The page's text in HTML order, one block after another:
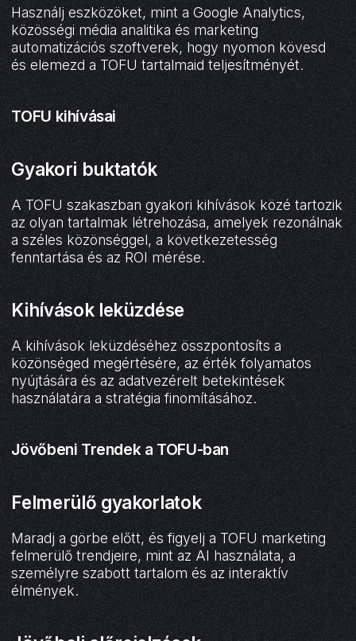
Használj eszközöket, mint a Google Analytics,
közösségi média analitika és marketing
automatizációs szoftverek, hogy nyomon kövesd
és elemezd a TOFU tartalmaid teljesítményét.
TOFU kihívásai
Gyakori buktatók
A TOFU szakaszban gyakori kihívások közé tartozik
az olyan tartalmak létrehozása, amelyek rezonálnak
a széles közönséggel, a következetesség
fenntartása és az ROI mérése.
Kihívások leküzdése
A kihívások leküzdéséhez összpontosíts a
közönséged megértésére, az érték folyamatos
nyújtására és az adatvezérelt betekintések
használatára a stratégia finomításához.
Jövőbeni Trendek a TOFU-ban
Felmerülő gyakorlatok
Maradj a görbe előtt, és figyelj a TOFU marketing
felmerülő trendjeire, mint az AI használata, a
személyre szabott tartalom és az interaktív
élmények.